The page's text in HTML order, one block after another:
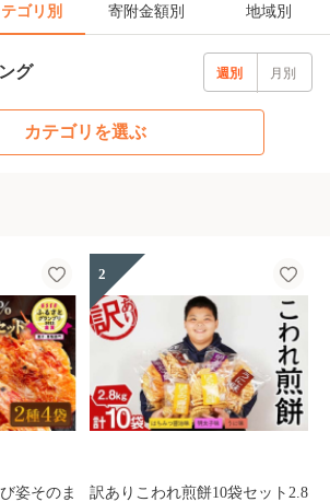
ゴリ別 寄附金額別 地域別
グ 週別 月別
カテゴリを選ぶ
姿そのま
2
訳ありこわれ煎餅10袋セット2.8